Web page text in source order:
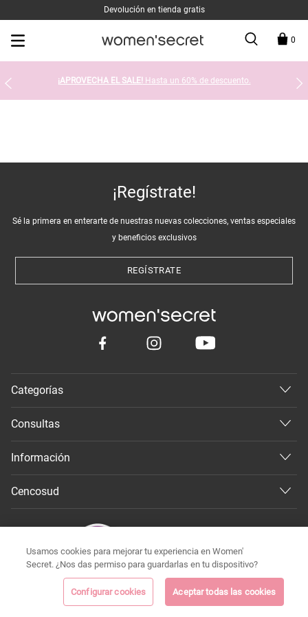
Devolución en tienda gratis
0
¡APROVECHA EL SALE! Hasta un 60% de descuento.
¡Regístrate!
Sé la primera en enterarte de nuestras nuevas colecciones, ventas especiales
y beneficios exclusivos
REGÍSTRATE
Categorías
Consultas
Información
Cencosud
Todos los derechos reservados 2026 ©
Usamos cookies para mejorar tu experiencia en Women'
Secret. ¿Nos das permiso para guardarlas en tu dispositivo?
Configurar cookies Aceptar todas las cookies